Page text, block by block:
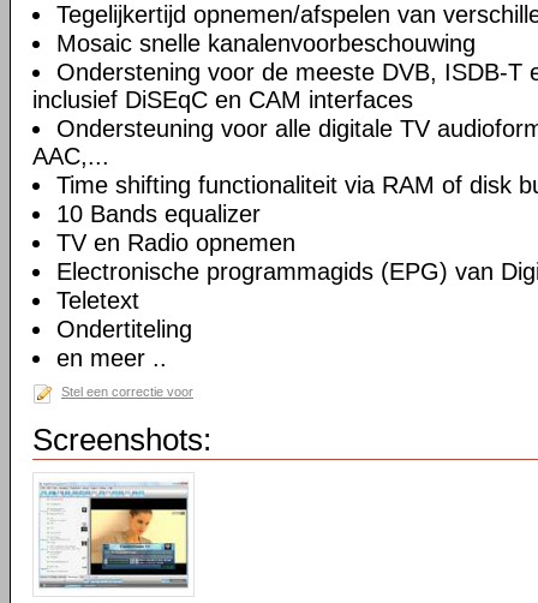
Tegelijkertijd opnemen/afspelen van
Mosaic snelle kanalenvoorbeschouwing
Onderstening voor de meeste DVB, ISDB-T
inclusief DiSEqC en CAM interfaces
Ondersteuning voor alle digitale TV
AAC,...
Time shifting functionaliteit via RAM of disk
10 Bands equalizer
TV en Radio opnemen
Electronische programmagids (EPG) van
Teletext
Ondertiteling
en meer ..
Stel een correctie voor
Screenshots: